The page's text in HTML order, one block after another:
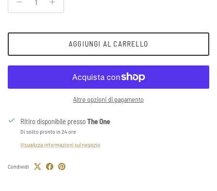
AGGIUNGI AL CARRELLO
Altre opzioni di pagamento
Ritiro disponibile pressoThe One
Di solito pronto in 24 ore
Visualizza informazioni sul negozio
Condividi